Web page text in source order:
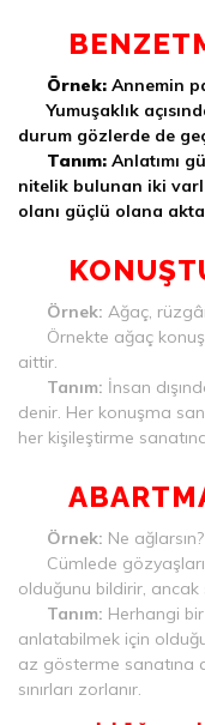
Örnek: Annemin
Yumuşaklık
durum gözlerde de
Tanım: Anlatımı
nitelik bulunan iki
olanı güçlü olana
Örnek: Ağaç,
Örnekte ağaç
aittir.
Tanım: İnsan
denir. Her konuşma
her kişileştirme
Örnek: Ne
Cümlede
olduğunu bildirir, ancak
Tanım: Herhangi
anlatabilmek için
az gösterme sanatına
sınırları zorlanır.